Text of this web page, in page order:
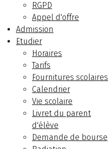
RGPD
Appel d'offre
Admission
Etudier
Horaires
Tarifs
Fournitures scolaires
Calendrier
Vie scolaire
Livret du parent
d'élève
Demande de bourse